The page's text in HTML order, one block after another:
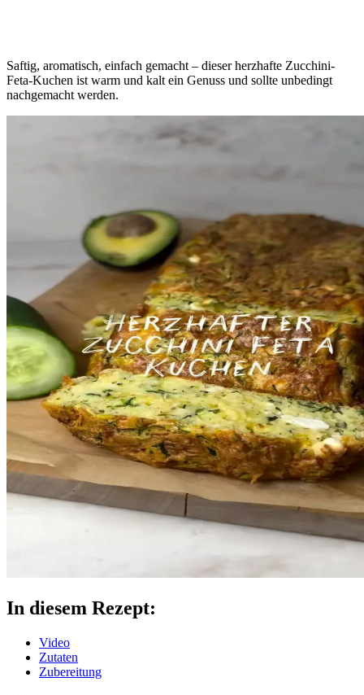
Saftig, aromatisch, einfach gemacht – dieser herzhafte Zucchini-
Feta-Kuchen ist warm und kalt ein Genuss und sollte unbedingt
nachgemacht werden.
In diesem Rezept:
Video
Zutaten
Zubereitung